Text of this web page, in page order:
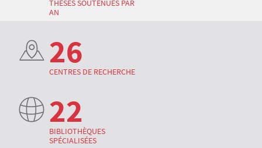
THÈSES SOUTENUES PAR
AN
26
CENTRES DE RECHERCHE
22
BIBLIOTHÈQUES
SPÉCIALISÉES